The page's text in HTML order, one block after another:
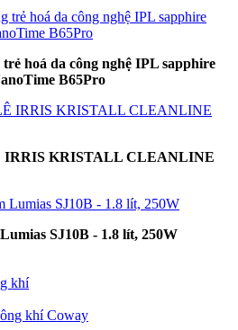
hoá da công nghệ IPL sapphire
B65Pro
IRRIS KRISTALL CLEANLINE
SJ10B - 1.8 lít, 250W
khí